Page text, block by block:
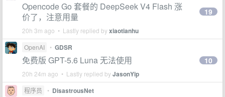
Opencode Go 套餐的 DeepSeek V4 Flash 涨
价了，注意用量
20h 3m ago • Lastly replied byxiaotianhu
19
OpenAI • GDSR
免费版 GPT-5.6 Luna 无法使用
20h 24m ago • Lastly replied byJasonYip
10
程序员 • DisastrousNet